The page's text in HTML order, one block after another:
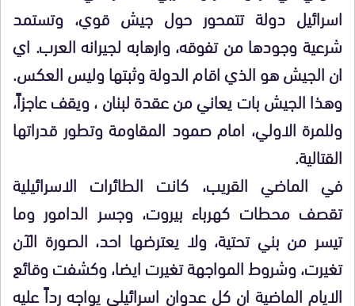
اسرائيل دولة تتمحور حول جيش قوي، وتستمد
شرعية وجودها من تفوقه، وارهابه لجيرانه العرب. اي
ان الجيش هو الذي اقام الدولة وثبتها وليس العكس.
وهذا الجيش بات يعاني من عقدة لبنان ، ويقف عاجزاً،
وللمرة الاولي، امام صمود المقاومة وتطور قدراتها
القتالية.
في الماضي القريب، كانت الطائرات الاسرائيلية
تقصف محطات كهرباء بيروت، وجسر الدامور وما
تيسر من بني تحتية، ولا يعترضها احد، الصورة الآن
تغيرت، وشروط المواجهة تغيرت ايضا، وكشفت وقائع
الايام الماضية ان كل عدوان اسرائيلي يواجه رداً عليه